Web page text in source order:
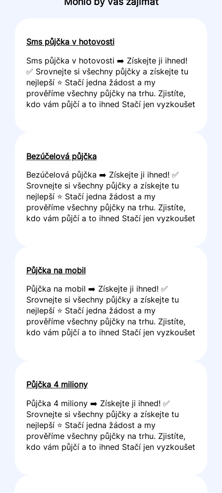
Sms půjčka v hotovosti
Sms půjčka v hotovosti ➡️ Získejte ji ihned!
✅ Srovnejte si všechny půjčky a získejte tu
nejlepší ⭐ Stačí jedna žádost a my
prověříme všechny půjčky na trhu. Zjistíte,
kdo vám půjčí a to ihned Stačí jen vyzkoušet
Bezúčelová půjčka
Bezúčelová půjčka ➡️ Získejte ji ihned! ✅
Srovnejte si všechny půjčky a získejte tu
nejlepší ⭐ Stačí jedna žádost a my
prověříme všechny půjčky na trhu. Zjistíte,
kdo vám půjčí a to ihned Stačí jen vyzkoušet
Půjčka na mobil
Půjčka na mobil ➡️ Získejte ji ihned! ✅
Srovnejte si všechny půjčky a získejte tu
nejlepší ⭐ Stačí jedna žádost a my
prověříme všechny půjčky na trhu. Zjistíte,
kdo vám půjčí a to ihned Stačí jen vyzkoušet
Půjčka 4 miliony
Půjčka 4 miliony ➡️ Získejte ji ihned! ✅
Srovnejte si všechny půjčky a získejte tu
nejlepší ⭐ Stačí jedna žádost a my
prověříme všechny půjčky na trhu. Zjistíte,
kdo vám půjčí a to ihned Stačí jen vyzkoušet